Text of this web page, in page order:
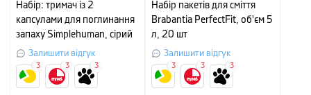
Набір: тримач із 2
капсулами для поглинання
запаху Simplehuman, сірий
Залишити відгук
3 3 3
Набір пакетів для сміття
Brabantia PerfectFit, об'єм 5
л, 20 шт
Залишити відгук
3 3 3